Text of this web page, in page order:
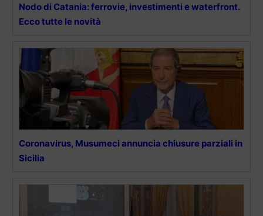
Nodo di Catania: ferrovie, investimenti e waterfront.
Ecco tutte le novità
Coronavirus, Musumeci annuncia chiusure parziali in
Sicilia